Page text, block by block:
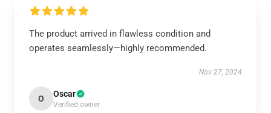
The product arrived in flawless condition and
operates seamlessly—highly recommended.
Nov 27, 2024
O Oscar
Verified owner